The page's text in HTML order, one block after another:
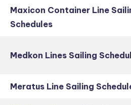
Maxicon Container Line
Schedules
Medkon Lines Sailing
Meratus Line Sailing